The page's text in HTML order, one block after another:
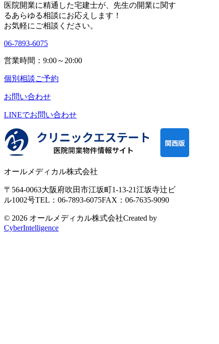
医院開業に精通した宅建士が、 先生の開業に関す
るあらゆる相談にお応えします！
お気軽にご相談ください。
06-7893-6075
営業時間：9:00～20:00
個別相談ご予約
お問い合わせ
LINEでお問い合わせ
オールメディカル株式会社
〒564-0063大阪府吹田市江坂町1-13-21江坂寺辻ビ
ル1002号TEL：06-7893-6075FAX：06-7635-9090
© 2026 オールメディカル株式会社Created by
CyberIntelligence